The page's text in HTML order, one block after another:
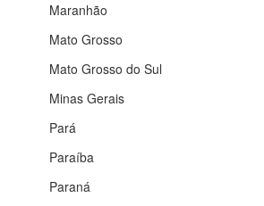
Maranhão
Mato Grosso
Mato Grosso do Sul
Minas Gerais
Pará
Paraíba
Paraná